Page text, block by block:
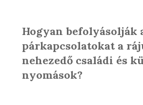
Hogyan befolyásolják
párkapcsolatokat a
nehezedő családi és
nyomások?